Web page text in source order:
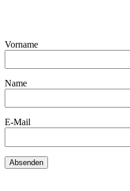
Vorname
Name
E-Mail